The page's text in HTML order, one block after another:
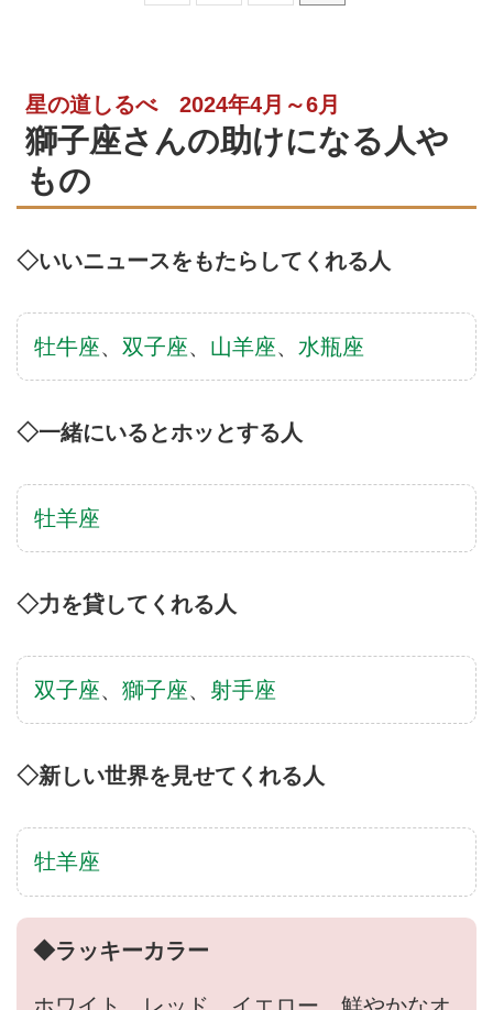
星の道しるべ 2024年4月～6月
獅子座さんの助けになる人や
もの
◇いいニュースをもたらしてくれる人
牡牛座、 双子座、 山羊座、 水瓶座
◇一緒にいるとホッとする人
牡羊座
◇力を貸してくれる人
双子座、 獅子座、 射手座
◇新しい世界を見せてくれる人
牡羊座
◆ラッキーカラー